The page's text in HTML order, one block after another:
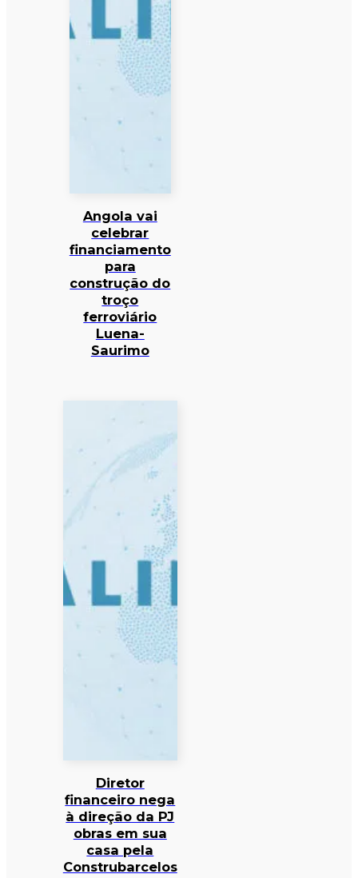
Angola vai
celebrar
financiamento
para
construção do
troço
ferroviário
Luena-
Saurimo
Diretor
financeiro nega
à direção da PJ
obras em sua
casa pela
Construbarcelos